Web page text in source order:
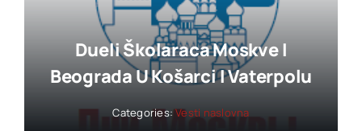
Dueli Školaraca Moskve I
Beograda U Košarci I Vaterpolu
Categories:Vesti naslovna